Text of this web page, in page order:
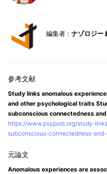
ナゾロジー
Study links anomalous
and other psychological traits
subconscious connectedness
https://www.psypost.org/study-
subconscious-connectedness-
Anomalous experiences are